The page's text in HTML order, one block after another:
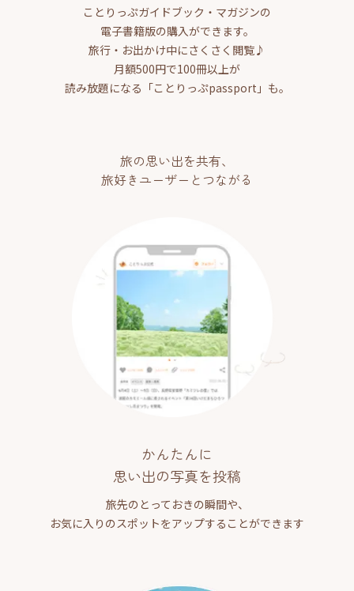
ことりっぷガイドブック・マガジンの
電子書籍版の購入ができます。
旅行・お出かけ中にさくさく閲覧♪
月額500円で100冊以上が
読み放題になる「ことりっぷpassport」も。
旅の思い出を共有、
旅好きユーザーとつながる
かんたんに
思い出の写真を投稿
旅先のとっておきの瞬間や、
お気に入りのスポットをアップすることができます